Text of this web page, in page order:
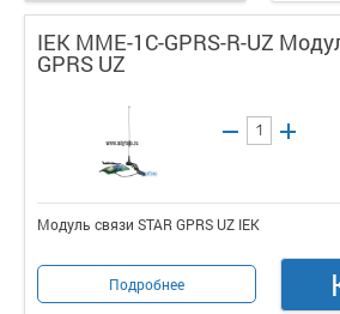
IEK MME-1C-GPRS-R-UZ
GPRS UZ
Модуль связи STAR GPRS UZ IEK
Подробнее